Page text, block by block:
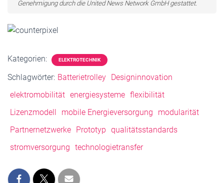
Genehmigung durch die United News Network GmbH gestattet.
Kategorien: ELEKTROTECHNIK
Schlagwörter: Batterietrolley
Designinnovation
elektromobilität energiesysteme flexibilität
Lizenzmodell
mobile Energieversorgung
modularität
Partnernetzwerke
Prototyp qualitätsstandards
stromversorgung technologietransfer